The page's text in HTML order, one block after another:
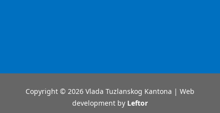
Copyright © 2026 Vlada Tuzlanskog Kantona | Web
development by Leftor